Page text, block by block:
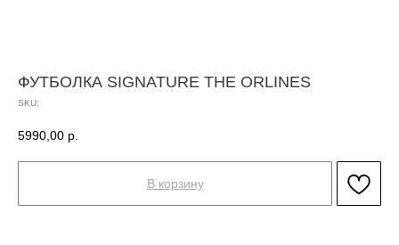
ФУТБОЛКА SIGNATURE THE ORLINES
SKU:
5990,00 р.
В корзину